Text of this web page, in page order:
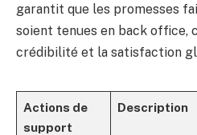
garantit que les promesses
soient tenues en back office,
crédibilité et la satisfaction
Actions de
support
Description